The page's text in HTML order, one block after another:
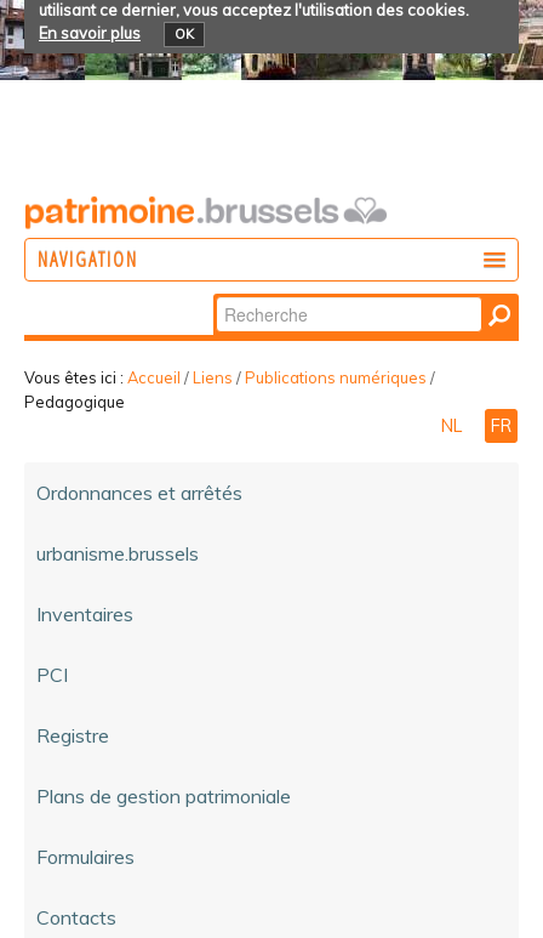
utilisant ce dernier, vous acceptez l'utilisation des cookies.
En savoir plus
OK
NAVIGATION
PARTICIPER
Chercher par
Recherche
avancée…
Vous êtes ici : Accueil /Liens /Publications numériques /
Pedagogique
NL FR
Ordonnances et arrêtés
urbanisme.brussels
Inventaires
PCI
Registre
Plans de gestion patrimoniale
Formulaires
Contacts